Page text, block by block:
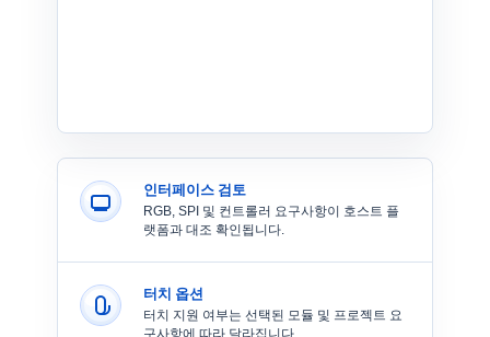
인터페이스 검토
RGB, SPI 및 컨트롤러 요구사항이 호스트 플
랫폼과 대조 확인됩니다.
터치 옵션
터치 지원 여부는 선택된 모듈 및 프로젝트 요
구사항에 따라 달라집니다.